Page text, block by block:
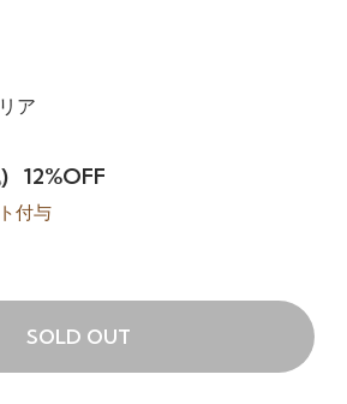
ア
12%OFF
付与
SOLD OUT